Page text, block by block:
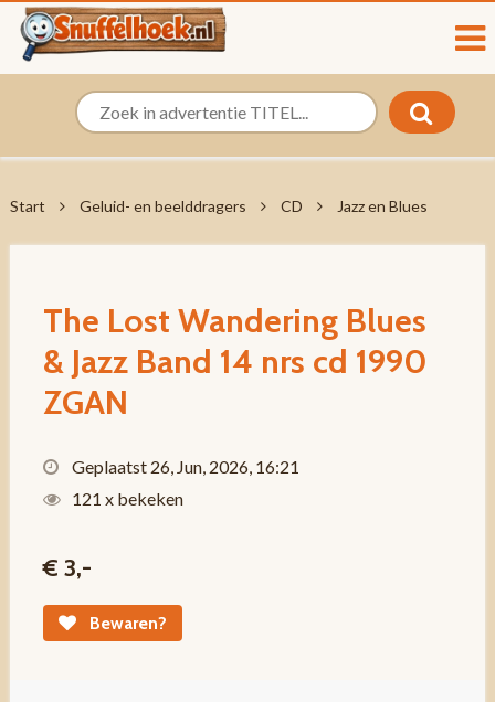
Start Geluid- en beelddragers CD Jazz en Blues
The Lost Wandering Blues
& Jazz Band 14 nrs cd 1990
ZGAN
Geplaatst 26, Jun, 2026, 16:21
121 x bekeken
€ 3,-
Bewaren?